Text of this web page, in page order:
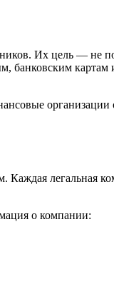
Их цель — не
картам
легальная
о компании: